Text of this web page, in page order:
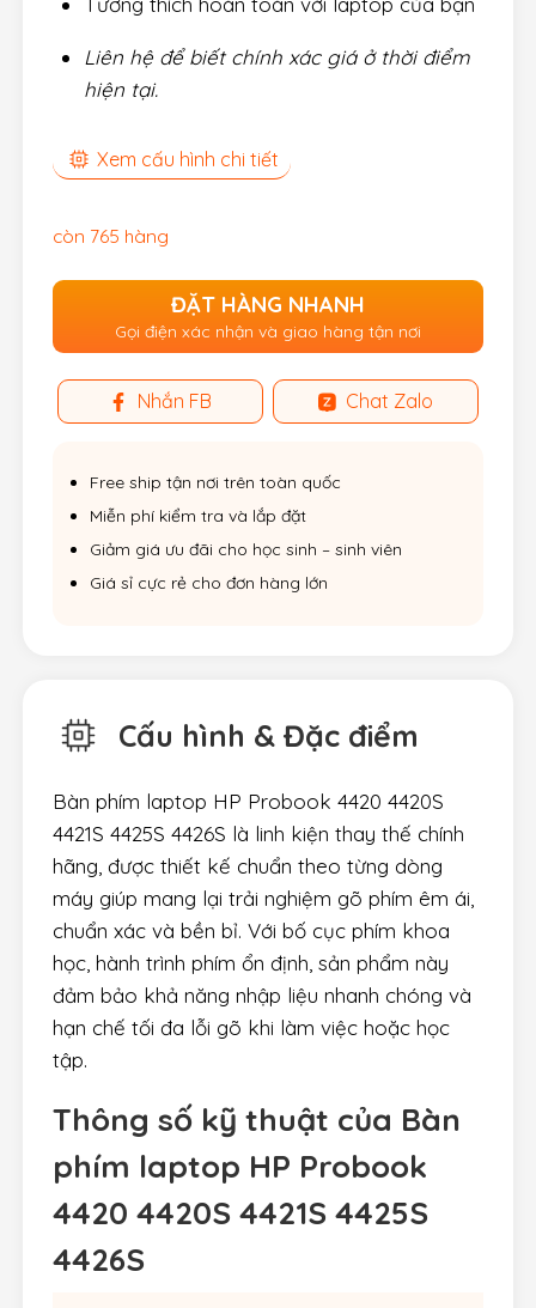
Liên hệ để biết chính xác giá ở thời điểm
hiện tại.
Xem cấu hình chi tiết
còn 765 hàng
ĐẶT HÀNG NHANH
Gọi điện xác nhận và giao hàng tận nơi
Nhắn FB Chat Zalo
Free ship tận nơi trên toàn quốc
Miễn phí kiểm tra và lắp đặt
Giảm giá ưu đãi cho học sinh – sinh viên
Giá sỉ cực rẻ cho đơn hàng lớn
Cấu hình & Đặc điểm
Bàn phím laptop HP Probook 4420 4420S
4421S 4425S 4426S là linh kiện thay thế chính
hãng, được thiết kế chuẩn theo từng dòng
máy giúp mang lại trải nghiệm gõ phím êm ái,
chuẩn xác và bền bỉ. Với bố cục phím khoa
học, hành trình phím ổn định, sản phẩm này
đảm bảo khả năng nhập liệu nhanh chóng và
hạn chế tối đa lỗi gõ khi làm việc hoặc học
tập.
Thông số kỹ thuật của Bàn
phím laptop HP Probook
4420 4420S 4421S 4425S
4426S